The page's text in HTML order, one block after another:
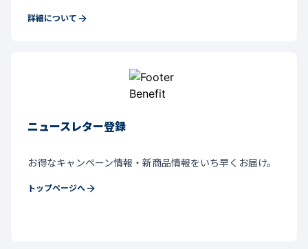
詳細について
ニュースレター登録
お得なキャンペーン情報・新商品情報をいち早くお届け。
トップページへ